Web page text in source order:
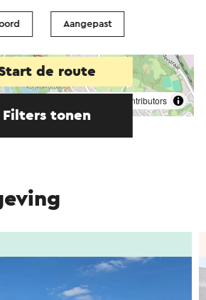
contributors
de route
Filters tonen
Aangepast